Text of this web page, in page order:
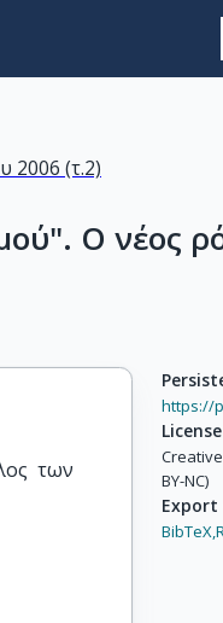
2006 (τ.2)
Ο νέος
των
https://
License
BY-NC)
BibTeX,